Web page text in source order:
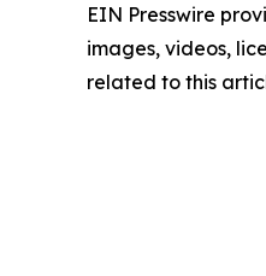
EIN Presswire
images, videos,
related to this